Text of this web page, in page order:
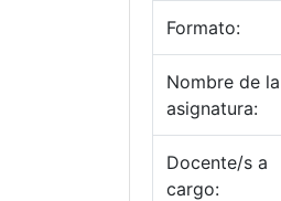
Formato:
Nombre de la
asignatura:
Docente/s a
cargo: